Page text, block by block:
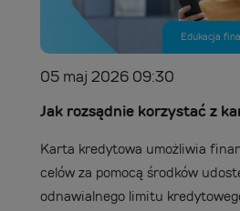
Edukacja
05 maj 2026 09:30
Jak rozsądnie korzystać z
Karta kredytowa umożliwia
celów za pomocą środków
odnawialnego limitu